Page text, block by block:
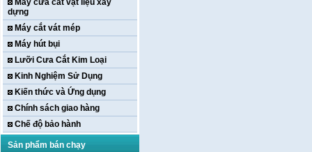
Máy cưa cắt vật liệu xây
dựng
Máy cắt vát mép
Máy hút bụi
Lưỡi Cưa Cắt Kim Loại
Kinh Nghiệm Sử Dụng
Kiến thức và Ứng dụng
Chính sách giao hàng
Chế độ bảo hành
Sản phẩm bán chạy